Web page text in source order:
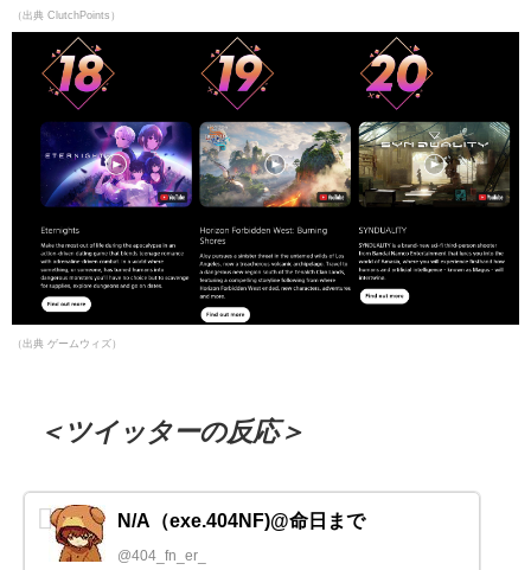
（出典 ClutchPoints）
（出典 ゲームウィズ）
＜ツイッターの反応＞
N/A（exe.404NF)@命日まで
@404_fn_er_